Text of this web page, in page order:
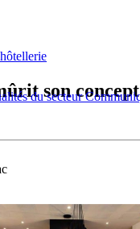
du secteur
son